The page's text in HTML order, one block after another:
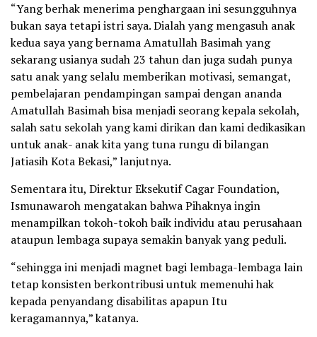
“Yang berhak menerima penghargaan ini sesungguhnya
bukan saya tetapi istri saya. Dialah yang mengasuh anak
kedua saya yang bernama Amatullah Basimah yang
sekarang usianya sudah 23 tahun dan juga sudah punya
satu anak yang selalu memberikan motivasi, semangat,
pembelajaran pendampingan sampai dengan ananda
Amatullah Basimah bisa menjadi seorang kepala sekolah,
salah satu sekolah yang kami dirikan dan kami dedikasikan
untuk anak- anak kita yang tuna rungu di bilangan
Jatiasih Kota Bekasi,” lanjutnya.
Sementara itu, Direktur Eksekutif Cagar Foundation,
Ismunawaroh mengatakan bahwa Pihaknya ingin
menampilkan tokoh-tokoh baik individu atau perusahaan
ataupun lembaga supaya semakin banyak yang peduli.
“sehingga ini menjadi magnet bagi lembaga-lembaga lain
tetap konsisten berkontribusi untuk memenuhi hak
kepada penyandang disabilitas apapun Itu
keragamannya,” katanya.